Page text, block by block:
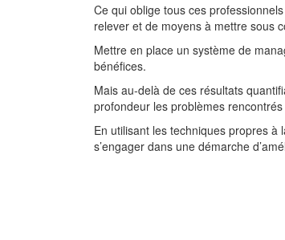
Ce qui oblige tous ces
relever et de moyens à mettre sous
Mettre en place un système de
bénéfices.
Mais au-delà de ces résultats
profondeur les problèmes
En utilisant les techniques propres à
s’engager dans une démarche